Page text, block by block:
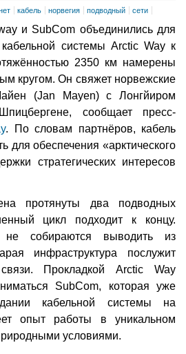
кабель норвегия подводный сети
и SubCom объединились для
системы Arctic Way к
2350 км намерены
кругом. Он свяжет норвежские
(Jan Mayen) с Лонгйиром
сообщает пресс-
. По словам партнёров, кабель
для обеспечения «арктического
стратегических интересов
протянуты два подводных
цикл подходит к концу.
собираются выводить из
инфраструктура послужит
Прокладкой Arctic Way
SubCom, которая уже
кабельной системы на
опыт работы в уникальном
условиями.